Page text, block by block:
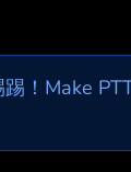
！Make